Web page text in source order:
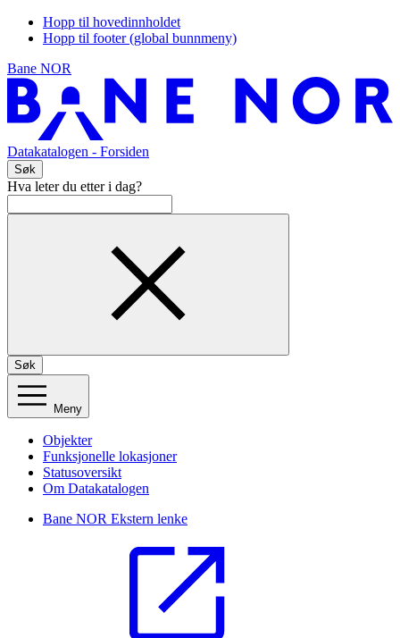
Hopp til hovedinnholdet
Hopp til footer (global bunnmeny)
Bane NOR
Datakatalogen - Forsiden
Søk
Hva leter du etter i dag?
Søk
Meny
Objekter
Funksjonelle lokasjoner
Statusoversikt
Om Datakatalogen
Bane NOR Ekstern lenke